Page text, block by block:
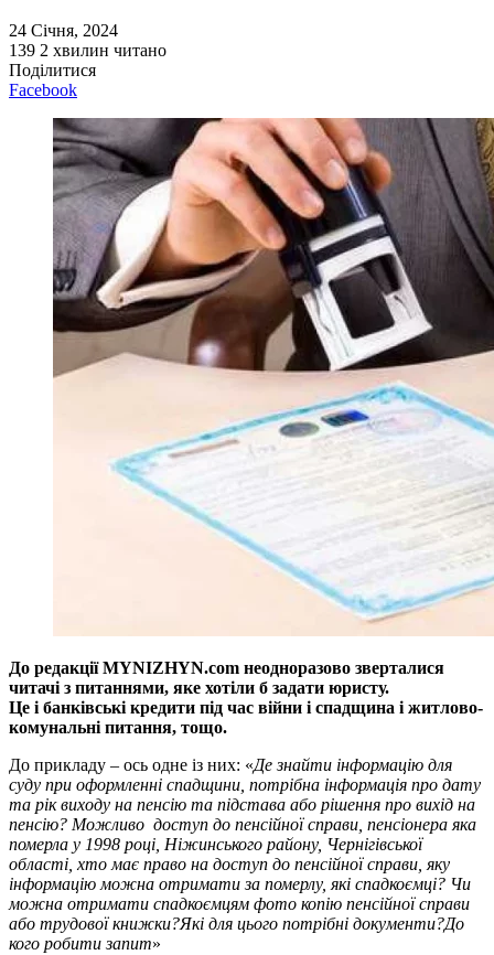
24 Січня, 2024
139 2 хвилин читано
Поділитися
Facebook
До редакції MYNIZHYN.com неодноразово зверталися
читачі з питаннями, яке хотіли б задати юристу.
Це і банківські кредити під час війни і спадщина і житлово-
комунальні питання, тощо.
До прикладу – ось одне із них: «Де знайти інформацію для
суду при оформленні спадщини, потрібна інформація про дату
та рік виходу на пенсію та підстава або рішення про вихід на
пенсію? Можливо доступ до пенсійної справи, пенсіонера яка
померла у 1998 році, Ніжинського району, Чернігівської
області, хто має право на доступ до пенсійної справи, яку
інформацію можна отримати за померлу, які спадкоємці? Чи
можна отримати спадкоємцям фото копію пенсійної справи
або трудової книжки?Які для цього потрібні документи?До
кого робити запит»